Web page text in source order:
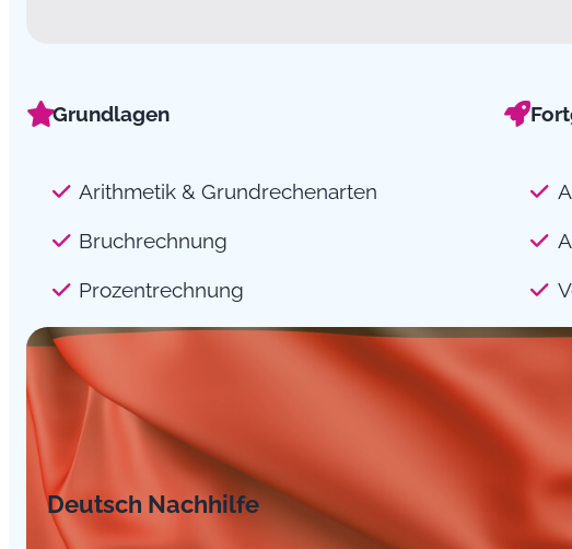
Grundlagen
Arithmetik & Grundrechenarten
Bruchrechnung
Prozentrechnung
Deutsch Nachhilfe